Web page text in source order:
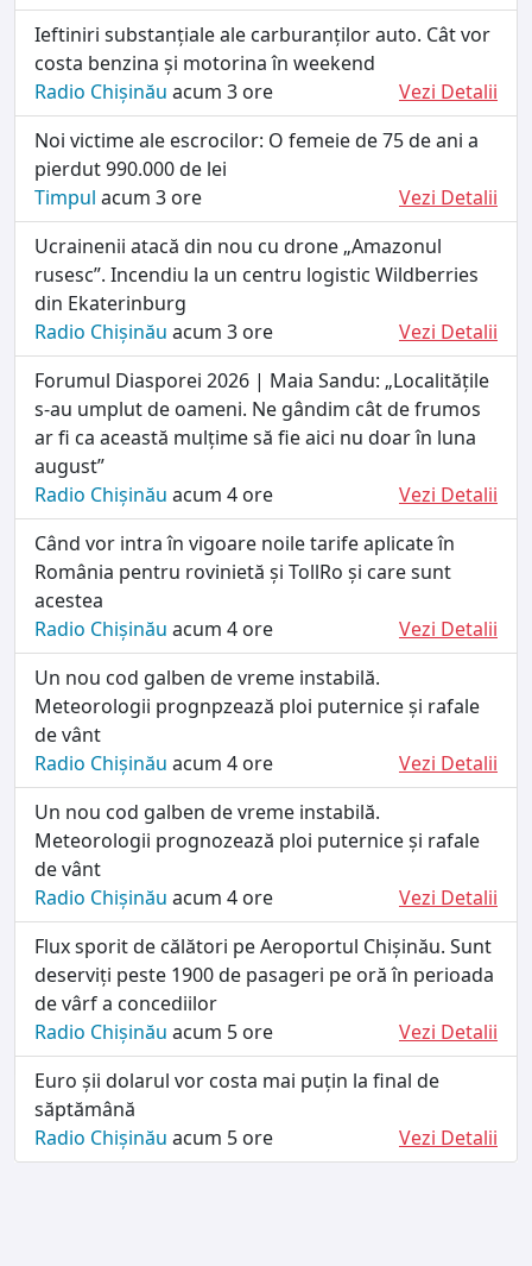
Ieftiniri substanțiale ale carburanților auto. Cât vor
costa benzina și motorina în weekend
Radio Chișinău acum 3 ore
Vezi Detalii
Noi victime ale escrocilor: O femeie de 75 de ani a
pierdut 990.000 de lei
Timpul acum 3 ore
Vezi Detalii
Ucrainenii atacă din nou cu drone „Amazonul
rusesc”. Incendiu la un centru logistic Wildberries
din Ekaterinburg
Radio Chișinău acum 3 ore
Vezi Detalii
Forumul Diasporei 2026 | Maia Sandu: „Localitățile
s-au umplut de oameni. Ne gândim cât de frumos
ar fi ca această mulțime să fie aici nu doar în luna
august”
Radio Chișinău acum 4 ore
Vezi Detalii
Când vor intra în vigoare noile tarife aplicate în
România pentru rovinietă și TollRo și care sunt
acestea
Radio Chișinău acum 4 ore
Vezi Detalii
Un nou cod galben de vreme instabilă.
Meteorologii prognpzează ploi puternice și rafale
de vânt
Radio Chișinău acum 4 ore
Vezi Detalii
Un nou cod galben de vreme instabilă.
Meteorologii prognozează ploi puternice și rafale
de vânt
Radio Chișinău acum 4 ore
Vezi Detalii
Flux sporit de călători pe Aeroportul Chișinău. Sunt
deserviți peste 1900 de pasageri pe oră în perioada
de vârf a concediilor
Radio Chișinău acum 5 ore
Vezi Detalii
Euro șii dolarul vor costa mai puțin la final de
săptămână
Radio Chișinău acum 5 ore Vezi Detalii